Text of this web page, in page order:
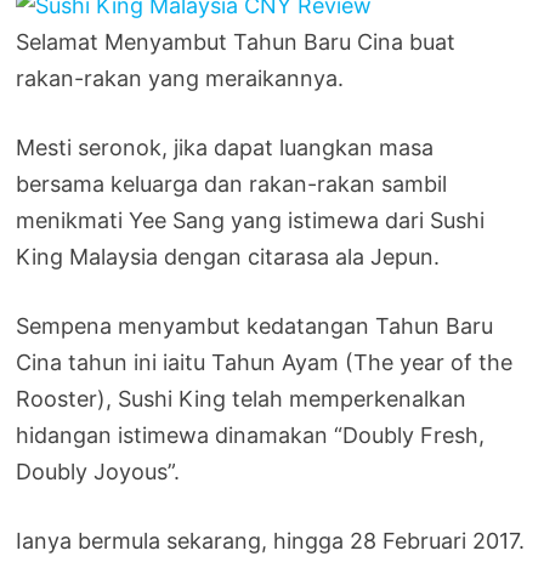
Selamat Menyambut Tahun Baru Cina buat
rakan-rakan yang meraikannya.
Mesti seronok, jika dapat luangkan masa
bersama keluarga dan rakan-rakan sambil
menikmati Yee Sang yang istimewa dari Sushi
King Malaysia dengan citarasa ala Jepun.
Sempena menyambut kedatangan Tahun Baru
Cina tahun ini iaitu Tahun Ayam (The year of the
Rooster), Sushi King telah memperkenalkan
hidangan istimewa dinamakan “Doubly Fresh,
Doubly Joyous”.
Ianya bermula sekarang, hingga 28 Februari 2017.